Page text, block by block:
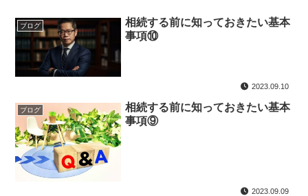
ブログ
相続する前に知っておきたい基本
事項⑩
2023.09.10
ブログ
相続する前に知っておきたい基本
事項⑨
2023.09.09